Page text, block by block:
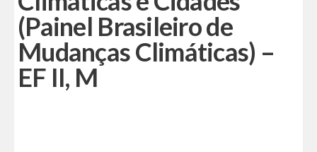
(Painel Brasileiro de
Mudanças Climáticas) –
EF II, M